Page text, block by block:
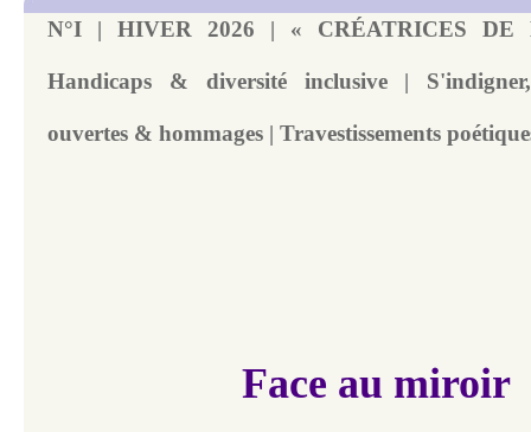
N°I | HIVER 2026 | « CRÉATRICES DE
Handicaps & diversité inclusive |
ouvertes & hommages | Travestissements
Face au miroir